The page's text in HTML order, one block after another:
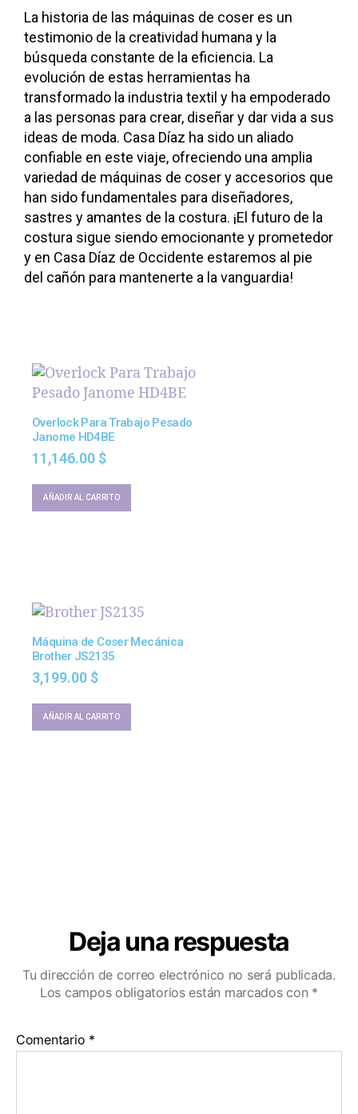
La historia de las máquinas de coser es un
testimonio de la creatividad humana y la
búsqueda constante de la eficiencia. La
evolución de estas herramientas ha
transformado la industria textil y ha empoderado
a las personas para crear, diseñar y dar vida a sus
ideas de moda. Casa Díaz ha sido un aliado
confiable en este viaje, ofreciendo una amplia
variedad de máquinas de coser y accesorios que
han sido fundamentales para diseñadores,
sastres y amantes de la costura. ¡El futuro de la
costura sigue siendo emocionante y prometedor
y en Casa Díaz de Occidente estaremos al pie
del cañón para mantenerte a la vanguardia!
Overlock Para Trabajo Pesado
Janome HD4BE
11,146.00 $
AÑADIR AL CARRITO
Máquina de Coser Mecánica
Brother JS2135
3,199.00 $
AÑADIR AL CARRITO
Deja una respuesta
Tu dirección de correo electrónico no será publicada.
Los campos obligatorios están marcados con *
Comentario *